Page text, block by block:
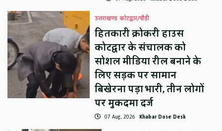
उत्तराखण्ड कोटद्वार/पौड़ी
हितकारी क्रोकरी हाउस
कोटद्वार के संचालक को
सोशल मीडिया रील बनाने के
लिए सड़क पर सामान
बिखेरना पड़ा भारी, तीन लोगों
पर मुकदमा दर्ज
07 Aug, 2026 Khabar Dose Desk